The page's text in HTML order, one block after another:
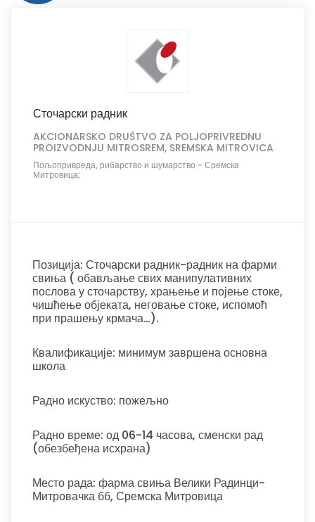
Сточарски радник
AKCIONARSKO DRUŠTVO ZA POLJOPRIVREDNU
PROIZVODNJU MITROSREM, SREMSKA MITROVICA
Пољопривреда, рибарство и шумарство - Сремска
Митровица;
Позиција: Сточарски радник-радник на фарми
свиња ( обављање свих манипулативних
послова у сточарству, храњење и појење стоке,
чишћење објеката, неговање стоке, испомоћ
при прашењу крмача…).
Квалификације: минимум завршена основна
школа
Радно искуство: пожељно
Радно време: од 06-14 часова, сменски рад
(обезбеђена исхрана)
Место рада: фарма свиња Велики Радинци-
Митровачка бб, Сремска Митровица